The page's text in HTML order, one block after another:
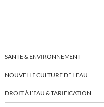
SANTÉ & ENVIRONNEMENT
NOUVELLE CULTURE DE L’EAU
DROIT À L’EAU & TARIFICATION